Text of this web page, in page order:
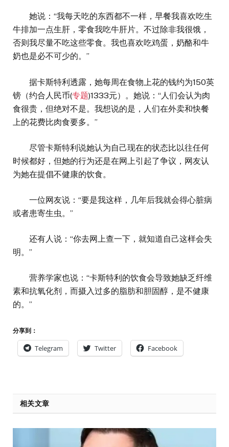
她说：“我每天吃的东西都不一样，早餐我喜欢吃生
牛排加一点生肝，零食我吃牛肝片。不过除非我很饿，
否则我尽量不吃这些零食。我也喜欢吃鸡蛋，奶酪和牛
奶也是必不可少的。”
据卡斯特利透露，她每周在食物上花的钱约为150英
镑（约合人民币(专题)1333元）。她说：“人们会认为肉
食很贵，但绝对不是。我想说的是，人们在外卖和快餐
上的花费比肉食要多。”
尽管卡斯特利说她认为自己现在的状态比以往任何
时候都好，但她的行为还是在网上引起了争议，网友认
为她在提倡不健康的饮食。
一位网友说：“要是我这样，几年后我就会得心脏病
或者患寄生虫。”
还有人说：“你去网上查一下，就知道自己这样会失
明。”
营养学家也说：“卡斯特利的饮食会导致她缺乏纤维
素和抗氧化剂，而摄入过多的脂肪和胆固醇，是不健康
的。”
分享到：
Telegram Twitter Facebook
相关文章